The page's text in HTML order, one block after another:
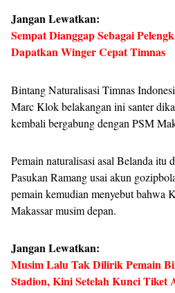
Jangan Lewatkan:
Sempat Dianggap Sebagai
Dapatkan Winger Cepat Timnas
Bintang Naturalisasi Timnas
Marc Klok belakangan ini santer
kembali bergabung dengan PSM
Pemain naturalisasi asal Belanda itu
Pasukan Ramang usai akun
pemain kemudian menyebut bahwa
Makassar musim depan.
Jangan Lewatkan:
Musim Lalu Tak Dilirik Pemain
Stadion, Kini Setelah Kunci Tiket